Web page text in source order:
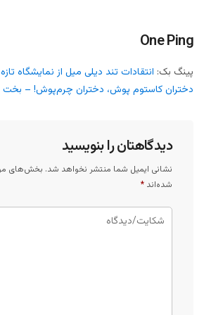
One Ping
پینگ بک: انتقادات تند دیلی میل از نمایشگاه
دختران کاستوم پوش، دختران چرم‌پوش! – بخت
دیدگاهتان را بنویسید
نشانی ایمیل شما منتشر نخواهد شد. بخش‌های
شده‌اند *